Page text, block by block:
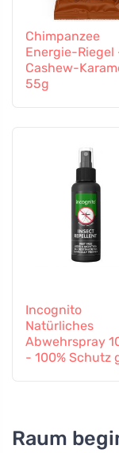
Chimpanzee
Energie-Riegel
Cashew-
55g
Incognito
Natürliches
Abwehrspray
- 100% Schutz
Raum